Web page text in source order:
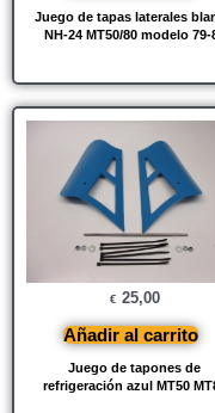
Juego de tapas laterales
NH-24 MT50/80 modelo 79-
Juego de tapones de
refrigeración azul MT50
€ 25,00
Añadir al carrito